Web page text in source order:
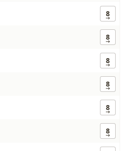
8
8
8
8
8
8